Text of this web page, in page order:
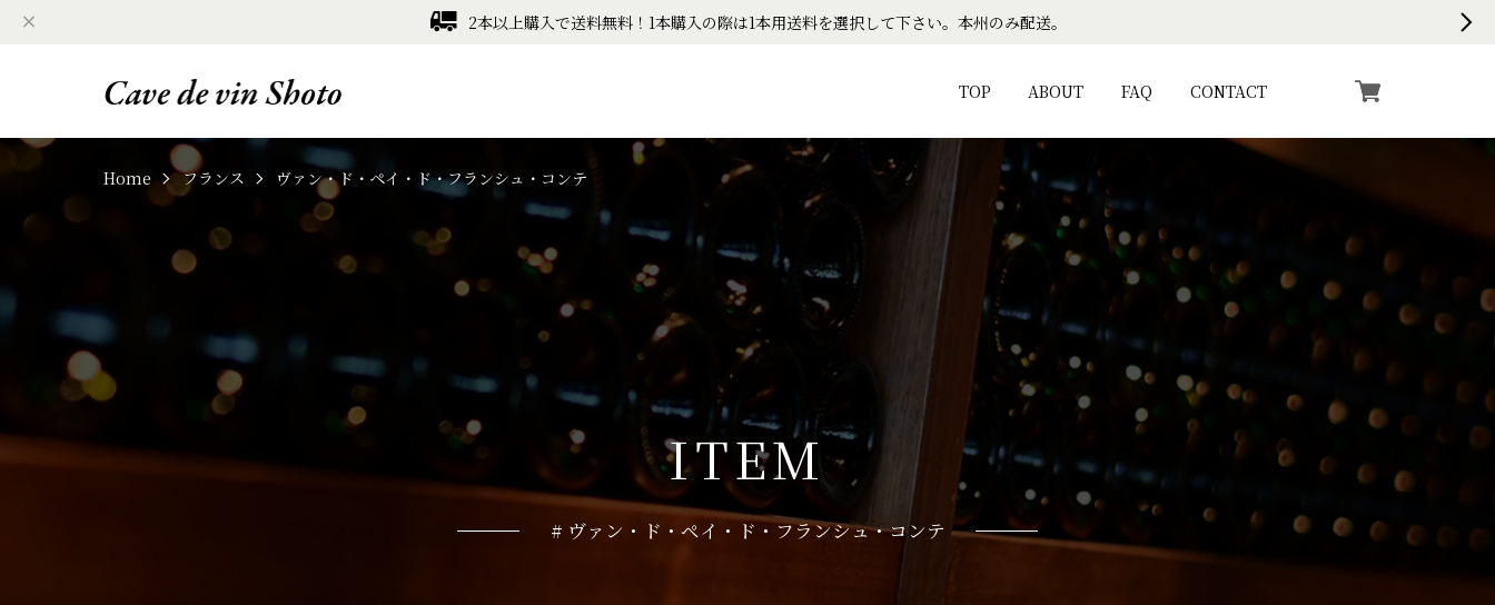
2本以上購入で送料無料！1本購入の際は1本用送料を選択して下さい。本州のみ配送。
TOP ABOUT FAQ CONTACT
ITEM
# ヴァン・ド・ペイ・ド・フランシュ・コンテ
Home フランス ヴァン・ド・ペイ・ド・フランシュ・コンテ